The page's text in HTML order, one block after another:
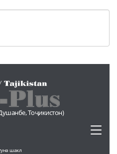
Тоҷикистон)
шакл